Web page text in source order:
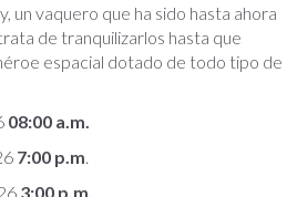
un vaquero que ha sido hasta ahora
de tranquilizarlos hasta que
espacial dotado de todo tipo de
08:00 a.m.
7:00 p.m.
3:00 p.m.